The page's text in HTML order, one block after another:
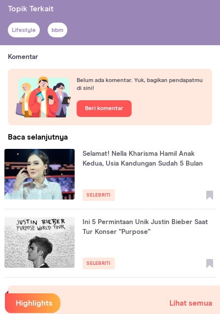
Topik Terkait
Lifestyle bbm
Komentar
Belum ada komentar. Yuk, bagikan pendapatmu
di sini!
Beri komentar
Baca selanjutnya
Selamat! Nella Kharisma Hamil Anak
Kedua, Usia Kandungan Sudah 5 Bulan
SELEBRITI
Ini 5 Permintaan Unik Justin Bieber Saat
Tur Konser "Purpose"
SELEBRITI
Highlights Lihat semua